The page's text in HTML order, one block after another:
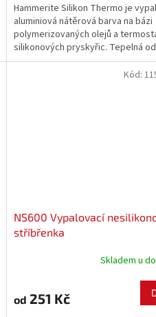
Hammerite Silikon Thermo je
aluminiová nátěrová barva na bázi
polymerizovaných olejů a
silikonových pryskyřic. Tepelná
do 300 °C.
NS600 Vypalovací
stříbřenka
Skladem u
od 251 Kč
Kód: